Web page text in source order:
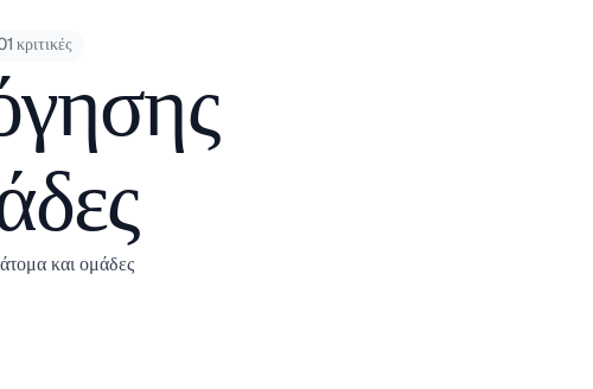
κριτικές
και ομάδες